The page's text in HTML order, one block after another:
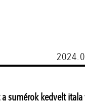
sumérok kedvelt